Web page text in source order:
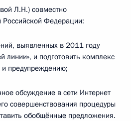
Л.Н.) совместно
Российской Федерации:
выявленных в 2011 году
линии», и подготовить комплекс
предупреждению;
обсуждение в сети Интернет
совершенствования процедуры
обобщённые предложения.